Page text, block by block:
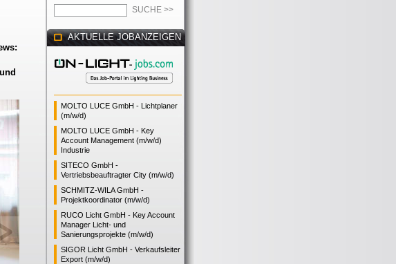
AKTUELLE JOBANZEIGEN
MOLTO LUCE GmbH - Lichtplaner
(m/w/d)
MOLTO LUCE GmbH - Key
Account Management (m/w/d)
Industrie
SITECO GmbH -
Vertriebsbeauftragter City (m/w/d)
SCHMITZ-WILA GmbH -
Projektkoordinator (m/w/d)
RUCO Licht GmbH - Key Account
Manager Licht- und
Sanierungsprojekte (m/w/d)
SIGOR Licht GmbH - Verkaufsleiter
Export (m/w/d)